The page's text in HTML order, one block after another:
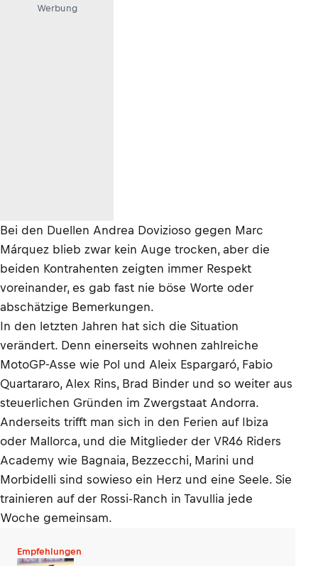
Werbung
Bei den Duellen Andrea Dovizioso gegen Marc
Márquez blieb zwar kein Auge trocken, aber die
beiden Kontrahenten zeigten immer Respekt
voreinander, es gab fast nie böse Worte oder
abschätzige Bemerkungen.
In den letzten Jahren hat sich die Situation
verändert. Denn einerseits wohnen zahlreiche
MotoGP-Asse wie Pol und Aleix Espargaró, Fabio
Quartararo, Alex Rins, Brad Binder und so weiter aus
steuerlichen Gründen im Zwergstaat Andorra.
Anderseits trifft man sich in den Ferien auf Ibiza
oder Mallorca, und die Mitglieder der VR46 Riders
Academy wie Bagnaia, Bezzecchi, Marini und
Morbidelli sind sowieso ein Herz und eine Seele. Sie
trainieren auf der Rossi-Ranch in Tavullia jede
Woche gemeinsam.
Empfehlungen